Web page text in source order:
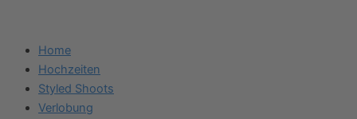
Home
Hochzeiten
Styled Shoots
Verlobung